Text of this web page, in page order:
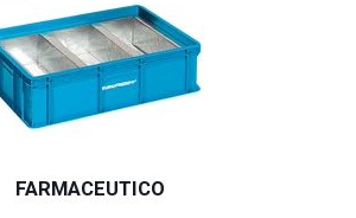
FARMACEUTICO